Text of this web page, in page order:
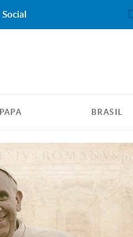
PAPA BRASIL
Social